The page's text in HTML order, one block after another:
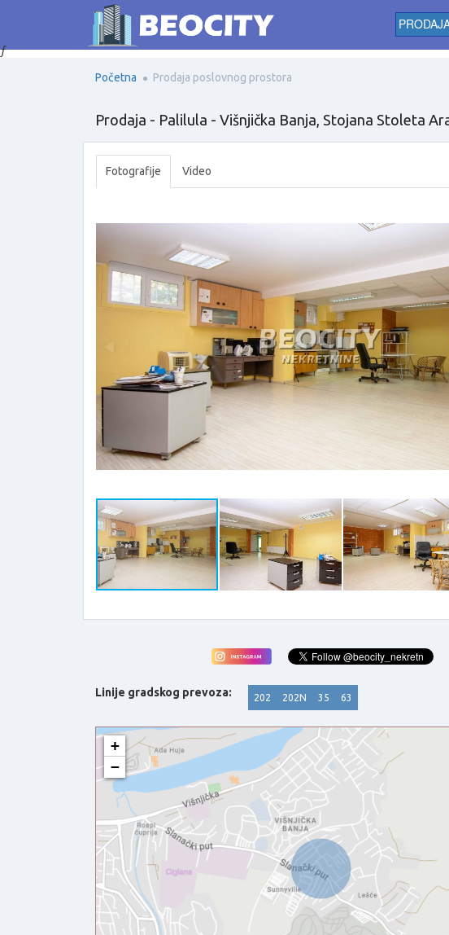
ƒ
Početna Prodaja poslovnog prostora
Prodaja - Palilula - Višnjička Banja, Stojana Stoleta
Fotografije Video
Linije gradskog prevoza: 202 202N 35 63
+
−